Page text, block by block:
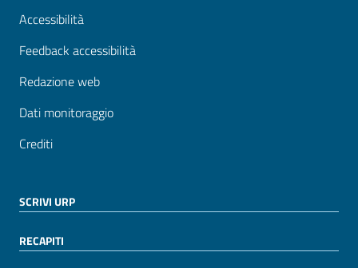
Accessibilità
Feedback accessibilità
Redazione web
Dati monitoraggio
Crediti
SCRIVI URP
RECAPITI